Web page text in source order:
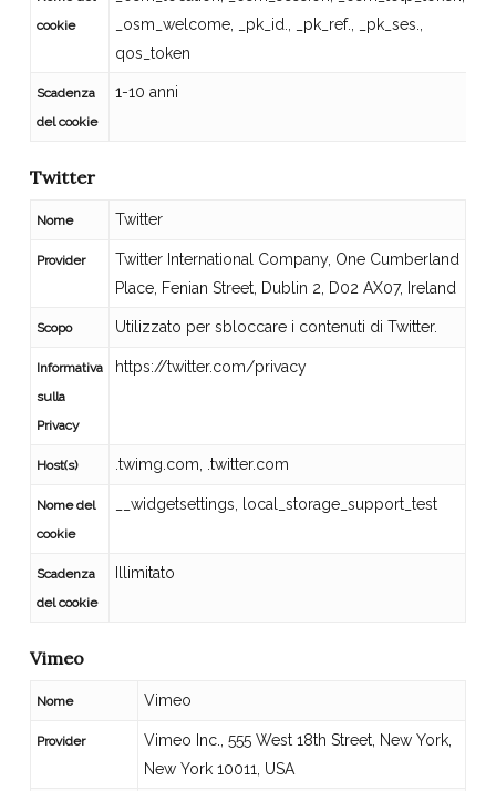
cookie
_osm_welcome, _pk_id., _pk_ref., _pk_ses.,
qos_token
Scadenza
del cookie
1-10 anni
Twitter
Nome Twitter
Provider
Twitter International Company, One Cumberland
Place, Fenian Street, Dublin 2, D02 AX07, Ireland
Scopo Utilizzato per sbloccare i contenuti di Twitter.
Informativa
sulla
Privacy
https://twitter.com/privacy
Host(s) .twimg.com, .twitter.com
Nome del
cookie
__widgetsettings, local_storage_support_test
Scadenza
del cookie
Illimitato
Vimeo
Nome Vimeo
Provider
Vimeo Inc., 555 West 18th Street, New York,
New York 10011, USA